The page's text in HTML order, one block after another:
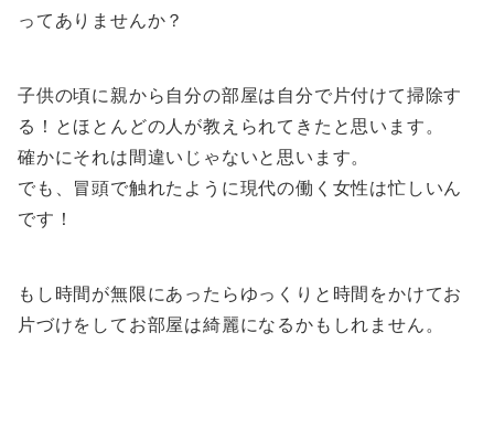
ってありませんか？
子供の頃に親から自分の部屋は自分で片付けて掃除す
る！とほとんどの人が教えられてきたと思います。
確かにそれは間違いじゃないと思います。
でも、冒頭で触れたように現代の働く女性は忙しいん
です！
もし時間が無限にあったらゆっくりと時間をかけてお
片づけをしてお部屋は綺麗になるかもしれません。